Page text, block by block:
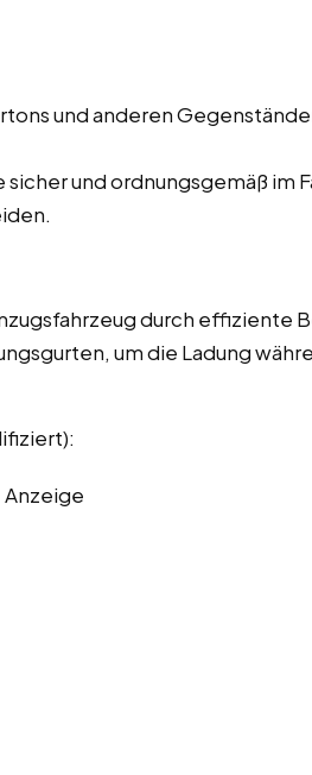
und anderen
und ordnungsgemäß im
durch effiziente
um die Ladung
Anzeige